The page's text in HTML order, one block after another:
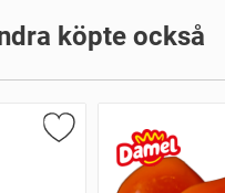
köpte också